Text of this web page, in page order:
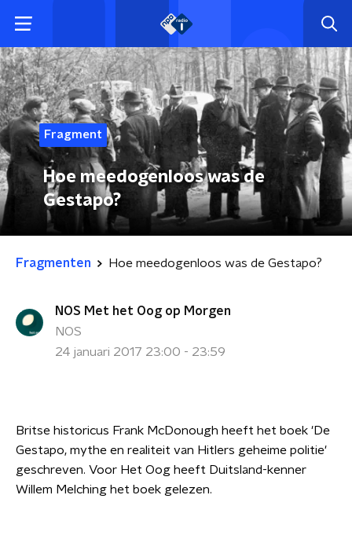
Fragment
Hoe meedogenloos was de
Gestapo?
Fragmenten Hoe meedogenloos was de Gestapo?
NOS Met het Oog op Morgen
NOS
24 januari 2017 23:00 - 23:59
Britse historicus Frank McDonough heeft het boek 'De
Gestapo, mythe en realiteit van Hitlers geheime politie'
geschreven. Voor Het Oog heeft Duitsland-kenner
Willem Melching het boek gelezen.